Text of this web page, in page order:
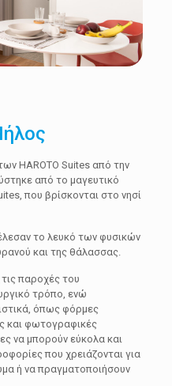
HAROTO Suites από την
από το μαγευτικό
που βρίσκονται στο νησί
το λευκό των φυσικών
και της θάλασσας.
παροχές του
τρόπο, ενώ
όπως φόρμες
και φωτογραφικές
να μπορούν εύκολα και
που χρειάζονται για
ή να πραγματοποιήσουν